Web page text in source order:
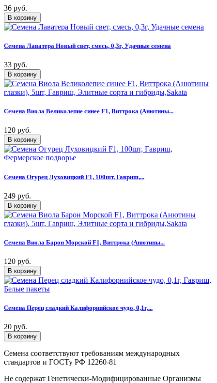
36 руб.
Семена Лаватера Новый свет, смесь, 0,3г, Удачные семена
33 руб.
Семена Виола Великолепие синее F1, Виттрока (Анютины...
120 руб.
Семена Огурец Луховицкий F1, 100шт, Гавриш,...
249 руб.
Семена Виола Барон Морской F1, Виттрока (Анютины...
120 руб.
Семена Перец сладкий Калифорнийское чудо, 0,1г,...
20 руб.
Семена соответствуют требованиям международных
стандартов и ГОСТу РФ 12260-81
Не содержат Генетически-Модифицированные Организмы